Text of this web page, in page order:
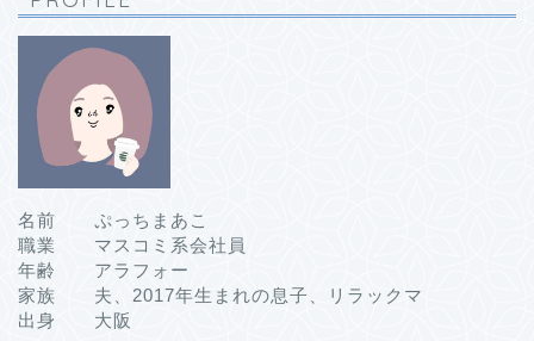
名前 ぷっちまあこ
職業 マスコミ系会社員
年齢 アラフォー
家族 夫、2017年生まれの息子、リラックマ
出身 大阪